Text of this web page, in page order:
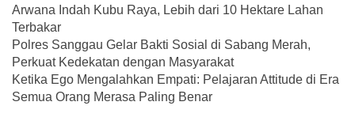
Arwana Indah Kubu Raya, Lebih dari 10 Hektare Lahan
Terbakar
Polres Sanggau Gelar Bakti Sosial di Sabang Merah,
Perkuat Kedekatan dengan Masyarakat
Ketika Ego Mengalahkan Empati: Pelajaran Attitude di Era
Semua Orang Merasa Paling Benar